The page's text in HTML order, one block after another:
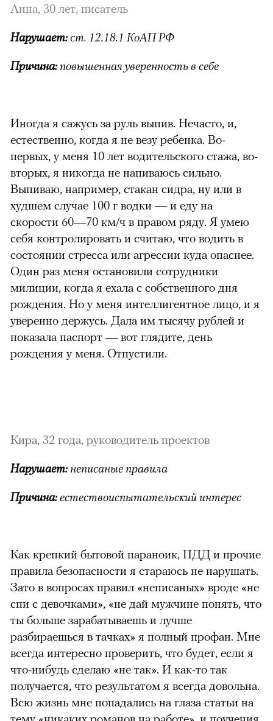
Анна, 30 лет, писатель
Нарушает:ст. 12.18.1 КоАП РФ
Причина: повышенная уверенность в себе
Иногда я сажусь за руль выпив. Нечасто, и,
естественно, когда я не везу ребенка. Во-
первых, у меня 10 лет водительского стажа, во-
вторых, я никогда не напиваюсь сильно.
Выпиваю, например, стакан сидра, ну или в
худшем случае 100 г водки — и еду на
скорости 60—70 км/ч в правом ряду. Я умею
себя контролировать и считаю, что водить в
состоянии стресса или агрессии куда опаснее.
Один раз меня остановили сотрудники
милиции, когда я ехала с собственного дня
рождения. Но у меня интеллигентное лицо, и я
уверенно держусь. Дала им тысячу рублей и
показала паспорт — вот глядите, день
рождения у меня. Отпустили.
Кира, 32 года, руководитель проектов
Нарушает:неписаные правила
Причина:естествоиспытательский интерес
Как крепкий бытовой параноик, ПДД и прочие
правила безопасности я стараюсь не нарушать.
Зато в вопросах правил «неписаных» вроде «не
спи с девочками», «не дай мужчине понять, что
ты больше зарабатываешь и лучше
разбираешься в тачках» я полный профан. Мне
всегда интересно проверить, что будет, если я
что-нибудь сделаю «не так». И как-то так
получается, что результатом я всегда довольна.
Всю жизнь мне попадались на глаза статьи на
тему «никаких романов на работе», и поучения